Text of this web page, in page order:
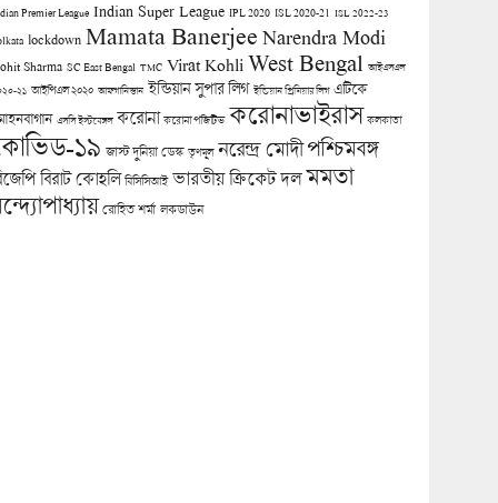
Premier League Indian Super League IPL 2020 ISL 2020-21 ISL 2022-23
lockdown Mamata Banerjee Narendra Modi
Sharma SC East Bengal TMC Virat Kohli West Bengal আইএসএল
২১ আইপিএল ২০২০ আফগানিস্তান ইন্ডিয়ান সুপার লিগ ইন্ডিয়ান প্রিমিয়ার লিগ এটিকে
এসসি ইস্টবেঙ্গল করোনা করোনা পজিটিভ করোনাভাইরাস কলকাতা
১৯ জাস্ট দুনিয়া ডেস্ক তৃণমূল নরেন্দ্র মোদী পশ্চিমবঙ্গ
বিরাট কোহলি বিসিসিআই ভারতীয় ক্রিকেট দল মমতা
রোহিত শর্মা লকডাউন